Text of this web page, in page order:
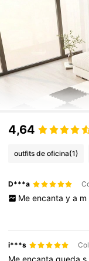
4,64
outfits de oficina(1)
D***a
Me encanta y a m
i***s
Meencantaquedas